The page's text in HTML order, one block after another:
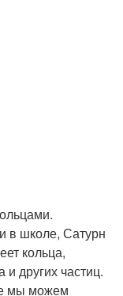
в школе, Сатурн
кольца,
других частиц.
мы можем